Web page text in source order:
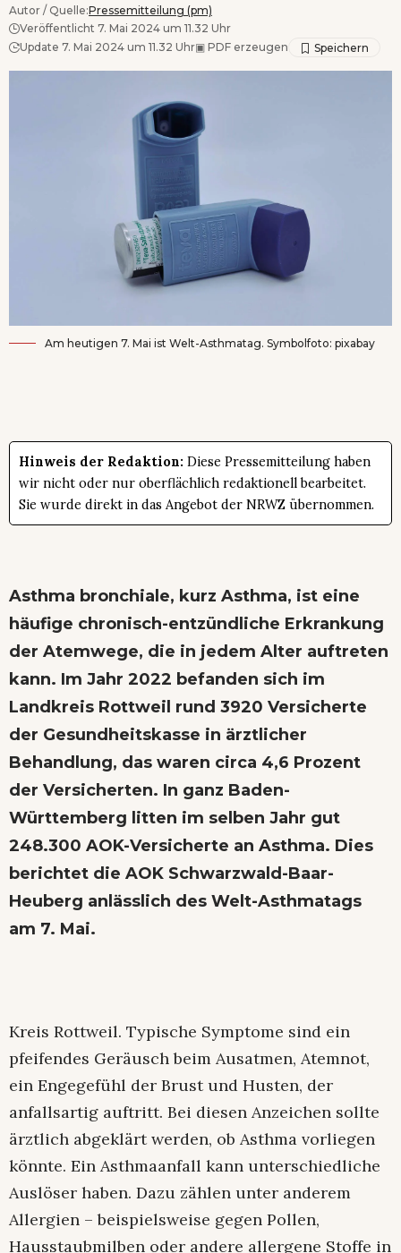
Autor / Quelle:Pressemitteilung (pm)
Veröffentlicht 7. Mai 2024 um 11.32 Uhr
Update 7. Mai 2024 um 11.32 Uhr▣ PDF erzeugen
Am heutigen 7. Mai ist Welt-Asthmatag. Symbolfoto: pixabay
Hinweis der Redaktion: Diese Pressemitteilung haben
wir nicht oder nur oberflächlich redaktionell bearbeitet.
Sie wurde direkt in das Angebot der NRWZ übernommen.
Asthma bronchiale, kurz Asthma, ist eine
häufige chronisch-entzündliche Erkrankung
der Atemwege, die in jedem Alter auftreten
kann. Im Jahr 2022 befanden sich im
Landkreis Rottweil rund 3920 Versicherte
der Gesundheitskasse in ärztlicher
Behandlung, das waren circa 4,6 Prozent
der Versicherten. In ganz Baden-
Württemberg litten im selben Jahr gut
248.300 AOK-Versicherte an Asthma. Dies
berichtet die AOK Schwarzwald-Baar-
Heuberg anlässlich des Welt-Asthmatags
am 7. Mai.
Kreis Rottweil. Typische Symptome sind ein
pfeifendes Geräusch beim Ausatmen, Atemnot,
ein Engegefühl der Brust und Husten, der
anfallsartig auftritt. Bei diesen Anzeichen sollte
ärztlich abgeklärt werden, ob Asthma vorliegen
könnte. Ein Asthmaanfall kann unterschiedliche
Auslöser haben. Dazu zählen unter anderem
Allergien – beispielsweise gegen Pollen,
Hausstaubmilben oder andere allergene Stoffe in